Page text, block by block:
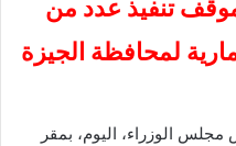
تنفيذ عدد من
لمحافظة الجيزة
الوزراء، اليوم، بمقر